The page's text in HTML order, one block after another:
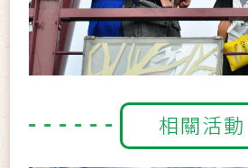
相關活動